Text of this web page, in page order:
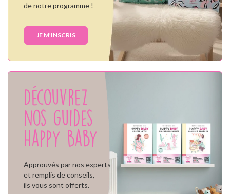
de notre programme !
JE M’INSCRIS
Découvrez
nos guides
Happy Baby
Approuvés par nos experts
et remplis de conseils,
ils vous sont offerts.